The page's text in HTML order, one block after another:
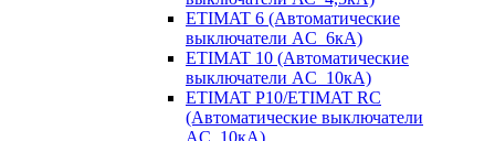
ETIMAT 6 (Автоматические
выключатели AC_6кА)
ETIMAT 10 (Автоматические
выключатели AC_10кА)
ETIMAT P10/ETIMAT RC
(Автоматические выключатели
AC_10кА)